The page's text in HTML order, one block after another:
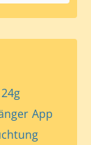
24g
App